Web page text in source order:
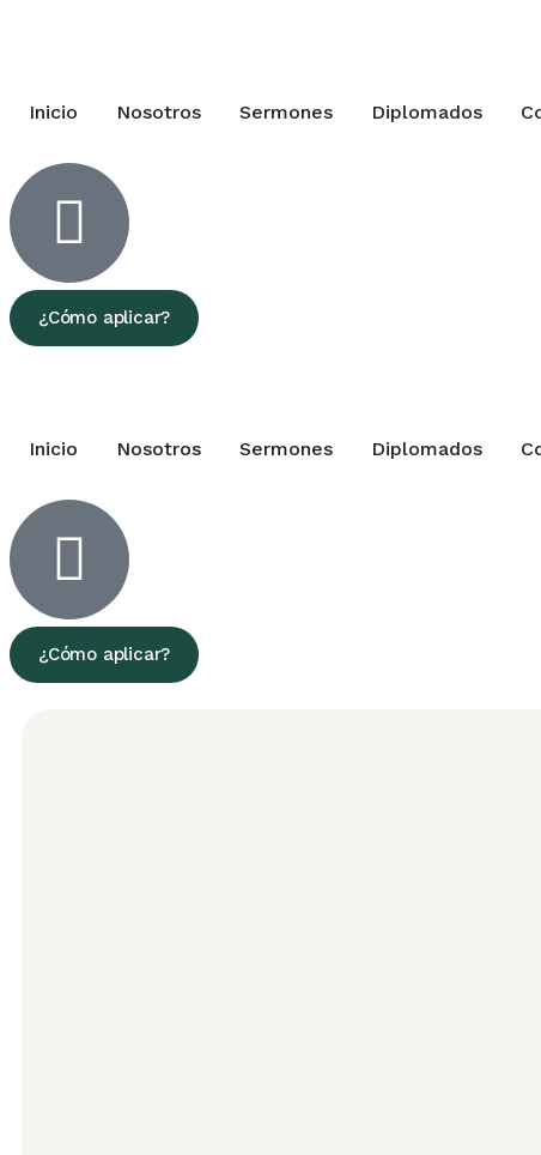
Inicio Nosotros Sermones Diplomados
¿Cómo aplicar?
Inicio Nosotros Sermones Diplomados
¿Cómo aplicar?